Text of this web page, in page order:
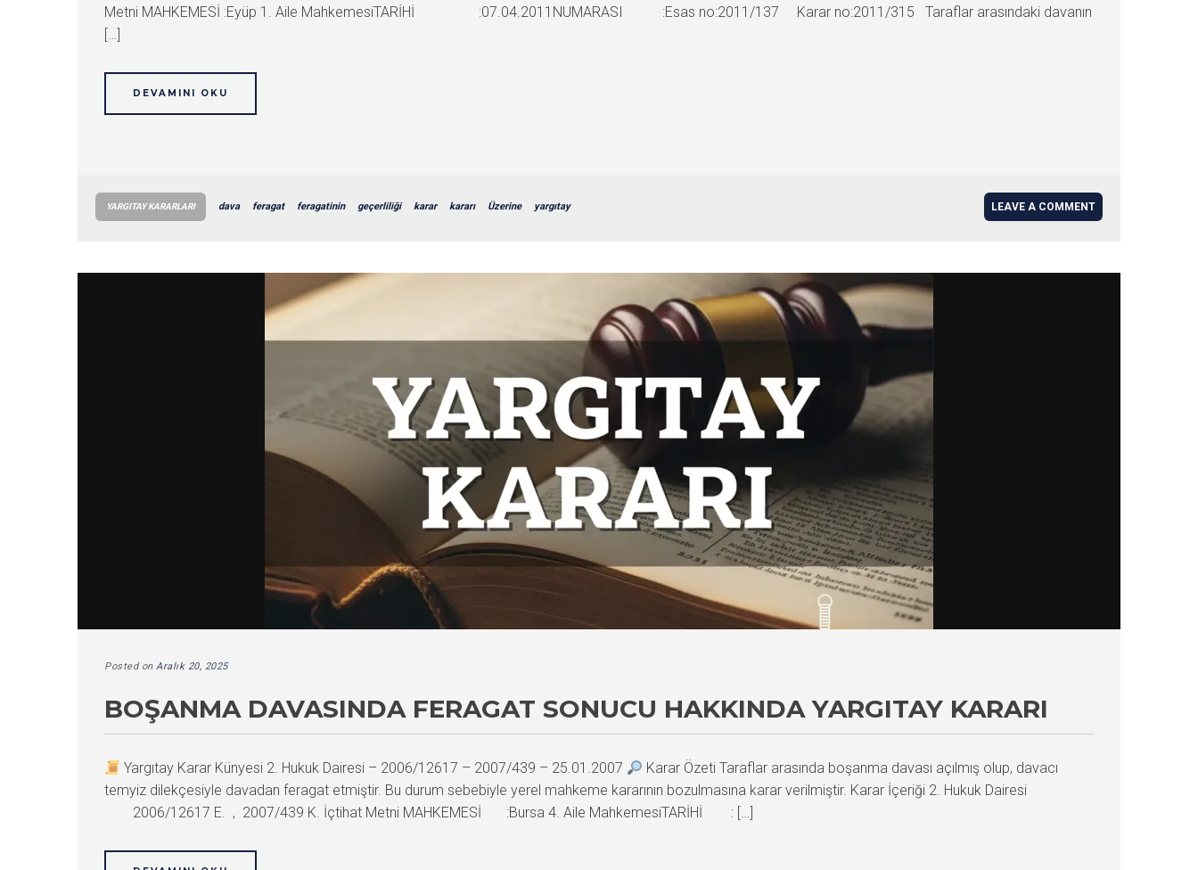
Metni MAHKEMESİ :Eyüp 1. Aile MahkemesiTARİHİ :07.04.2011NUMARASI :Esas no:2011/137 Karar no:2011/315 Taraflar arasındaki davanın
[…]
DEVAMINI OKU
YARGITAY KARARLARI dava feragat feragatinin geçerliliği karar kararı Üzerine yargıtay LEAVE A COMMENT
Posted on Aralık 20, 2025
BOŞANMA DAVASINDA FERAGAT SONUCU HAKKINDA YARGITAY KARARI
Yargıtay Karar Künyesi 2. Hukuk Dairesi – 2006/12617 – 2007/439 – 25.01.2007
Karar Özeti Taraflar arasında boşanma davası açılmış olup, davacı
temyiz dilekçesiyle davadan feragat etmiştir. Bu durum sebebiyle yerel mahkeme kararının bozulmasına karar verilmiştir. Karar İçeriği 2. Hukuk Dairesi
2006/12617 E. , 2007/439 K. İçtihat Metni MAHKEMESİ :Bursa 4. Aile MahkemesiTARİHİ : […]